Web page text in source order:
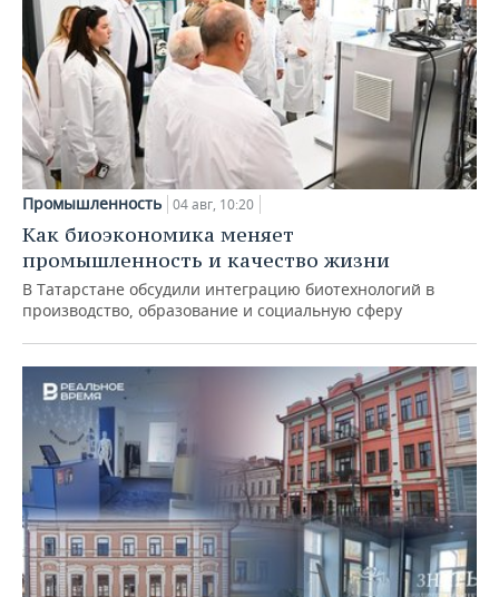
Промышленность 04 авг, 10:20
Как биоэкономика меняет
промышленность и качество жизни
В Татарстане обсудили интеграцию биотехнологий в
производство, образование и социальную сферу